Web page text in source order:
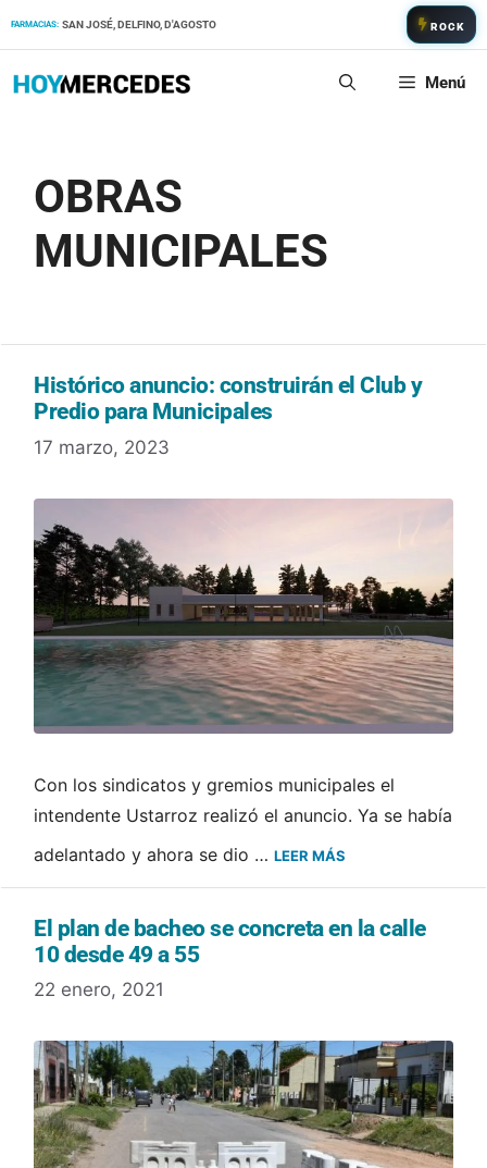
FARMACIAS: SAN JOSÉ, DELFINO, D'AGOSTO ROCK
Menú
OBRAS
MUNICIPALES
Histórico anuncio: construirán el Club y
Predio para Municipales
17 marzo, 2023
Con los sindicatos y gremios municipales el
intendente Ustarroz realizó el anuncio. Ya se había
adelantado y ahora se dio … LEER MÁS
El plan de bacheo se concreta en la calle
10 desde 49 a 55
22 enero, 2021